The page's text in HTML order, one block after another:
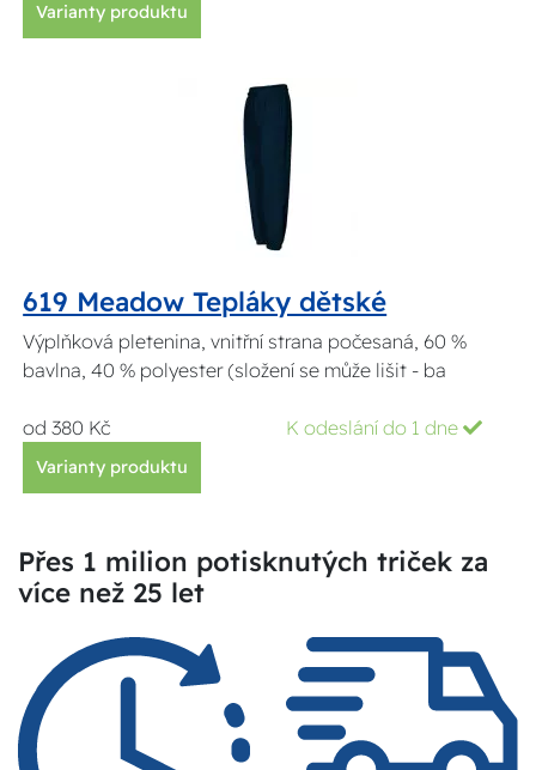
Varianty produktu
619 Meadow Tepláky dětské
Výplňková pletenina, vnitřní strana počesaná, 60 %
bavlna, 40 % polyester (složení se může lišit - ba
od 380 Kč K odeslání do 1 dne
Varianty produktu
Přes 1 milion potisknutých triček za
více než 25 let